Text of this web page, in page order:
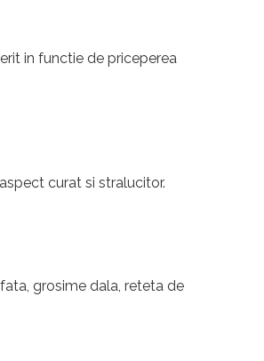
in functie de priceperea
curat si stralucitor.
grosime dala, reteta de